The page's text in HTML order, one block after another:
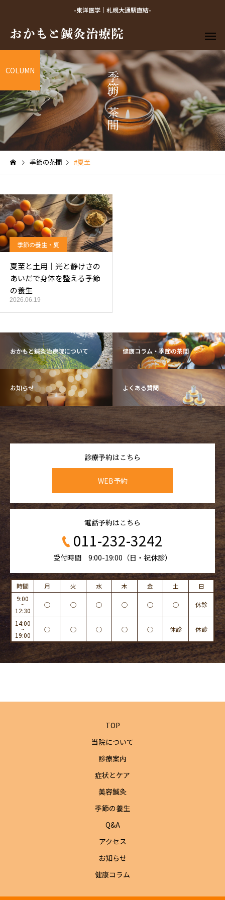
-東洋医学｜札幌大通駅直結-
季節の茶間
COLUMN
季節の茶間 #夏至
季節の養生・夏
夏至と土用｜光と静けさの
あいだで身体を整える季節
の養生
2026.06.19
おかもと鍼灸治療院について 健康コラム・季節の茶間
お知らせ よくある質問
診療予約はこちら
WEB予約
電話予約はこちら
011-232-3242
受付時間 9:00-19:00（日・祝休診）
時間 月 火 水 木 金 土
日
9:00
~
12:30
◯ ◯ ◯ ◯ ◯ ◯ 休診
14:00
~
19:00
◯ ◯ ◯ ◯ ◯ 休診 休診
TOP
当院について
診療案内
症状とケア
美容鍼灸
季節の養生
Q&A
アクセス
お知らせ
健康コラム